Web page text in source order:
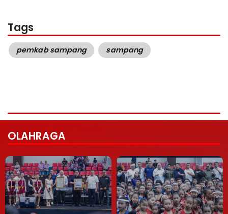
Tags
pemkab sampang sampang
OLAHRAGA